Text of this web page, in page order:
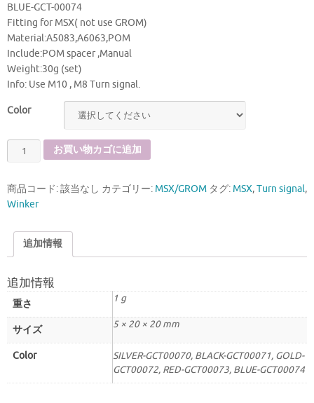
BLUE-GCT-00074
Fitting for MSX( not use GROM)
Material:A5083,A6063,POM
Include:POM spacer ,Manual
Weight:30g (set)
Info: Use M10 , M8 Turn signal.
Color
TURN
SIGNAL
for
MSX/GROM
お買い物カゴに追加
商品コード:該当なし カテゴリー: MSX/GROM タグ: MSX,Turn signal,
Winker
追加情報
追加情報
重さ 1 g
サイズ 5 × 20 × 20 mm
Color
SILVER-GCT00070, BLACK-GCT00071, GOLD-
GCT00072, RED-GCT00073, BLUE-GCT00074